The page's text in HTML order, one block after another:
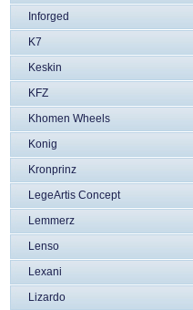
Inforged
K7
Keskin
KFZ
Khomen Wheels
Konig
Kronprinz
LegeArtis Concept
Lemmerz
Lenso
Lexani
Lizardo